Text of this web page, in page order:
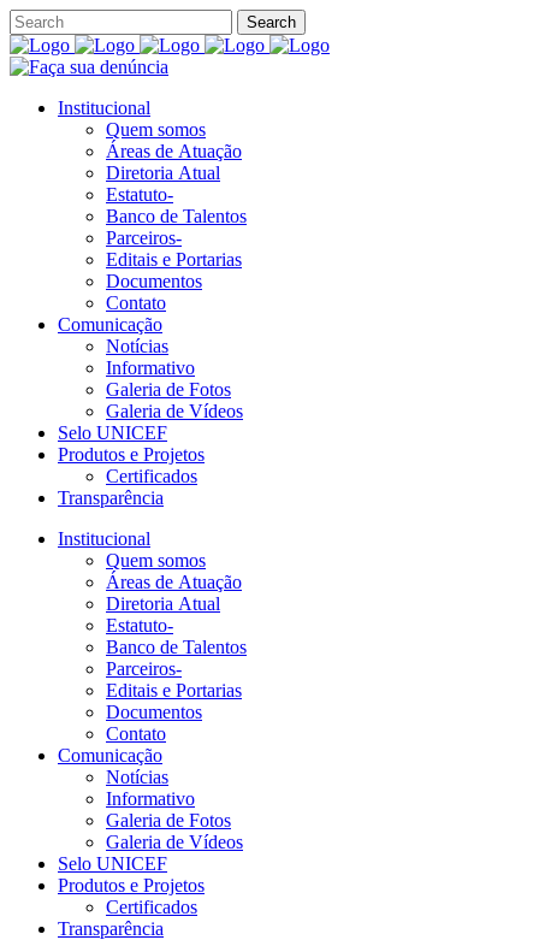
Institucional
Quem somos
Áreas de Atuação
Diretoria Atual
Estatuto-
Banco de Talentos
Parceiros-
Editais e Portarias
Documentos
Contato
Comunicação
Notícias
Informativo
Galeria de Fotos
Galeria de Vídeos
Selo UNICEF
Produtos e Projetos
Certificados
Transparência
Institucional
Quem somos
Áreas de Atuação
Diretoria Atual
Estatuto-
Banco de Talentos
Parceiros-
Editais e Portarias
Documentos
Contato
Comunicação
Notícias
Informativo
Galeria de Fotos
Galeria de Vídeos
Selo UNICEF
Produtos e Projetos
Certificados
Transparência